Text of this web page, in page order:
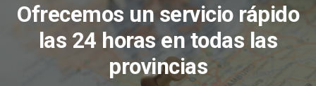
Ofrecemos un servicio rápido
las 24 horas en todas las
provincias